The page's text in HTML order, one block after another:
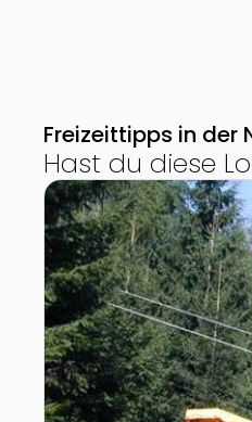
Freizeittipps in der
Hast du diese
Zur Detailseite von